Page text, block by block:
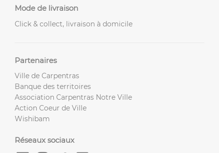
Mode de livraison
Click & collect, livraison à domicile
Partenaires
Ville de Carpentras
Banque des territoires
Association Carpentras Notre Ville
Action Coeur de Ville
Wishibam
Réseaux sociaux